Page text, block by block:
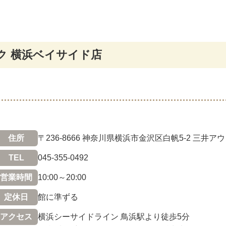
横浜ベイサイド店
住所 〒236-8666 神奈川県横浜市金沢区白帆5-2 三井ア
TEL 045-355-0492
営業時間 10:00～20:00
定休日 館に準ずる
アクセス
横浜シーサイドライン 鳥浜駅より徒歩5分